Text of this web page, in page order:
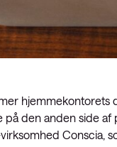
hjemmekontorets
den anden side
Conscia,